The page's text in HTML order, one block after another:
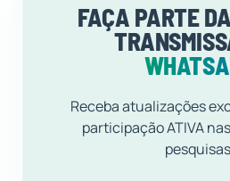
FAÇA PARTE
Receba atualizações
participação ATIVA